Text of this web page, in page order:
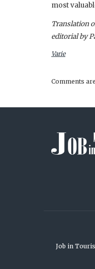
most
Translation
editorial by
Varie
Comments
Job in